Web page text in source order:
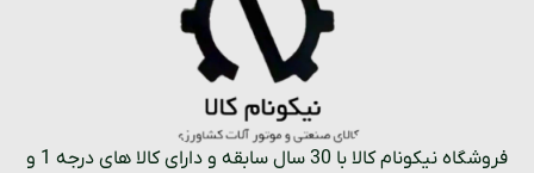
فروشگاه نیکونام کالا با 30 سال سابقه و دارای کالا های درجه 1 و